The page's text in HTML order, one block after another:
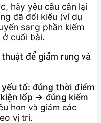
hãy yêu cầu cân lại
đã đổi kiểu (ví dụ
sang phần kiểm
ở cuối bài.
để giảm rung và
tố: đúng thời điểm
lốp → đúng kiểm
hơn và giảm các
vị trí.